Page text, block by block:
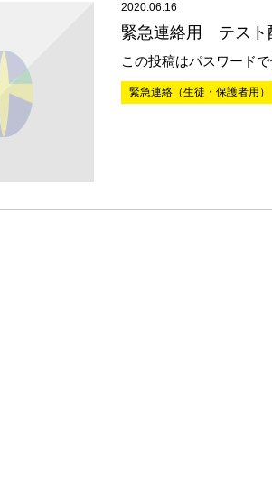
2020.06.16
緊急連絡用 テスト
この投稿はパスワード
緊急連絡（生徒・保護者用）